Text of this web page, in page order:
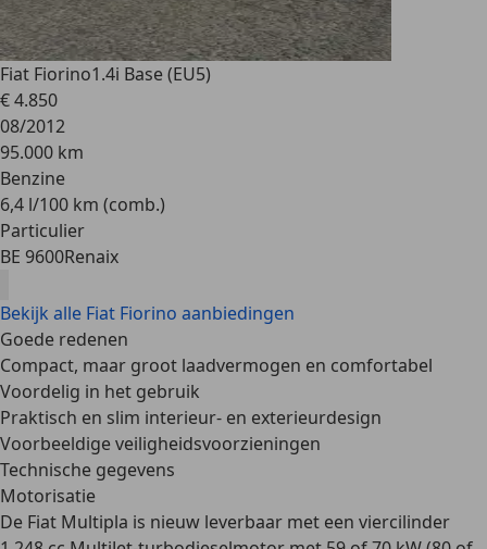
Fiat Fiorino1.4i Base (EU5)
€ 4.850
08/2012
95.000 km
Benzine
6,4 l/100 km (comb.)
Particulier
BE 9600Renaix
Bekijk alle Fiat Fiorino aanbiedingen
Goede redenen
Compact, maar groot laadvermogen en comfortabel
Voordelig in het gebruik
Praktisch en slim interieur- en exterieurdesign
Voorbeeldige veiligheidsvoorzieningen
Technische gegevens
Motorisatie
De Fiat Multipla is nieuw leverbaar met een viercilinder